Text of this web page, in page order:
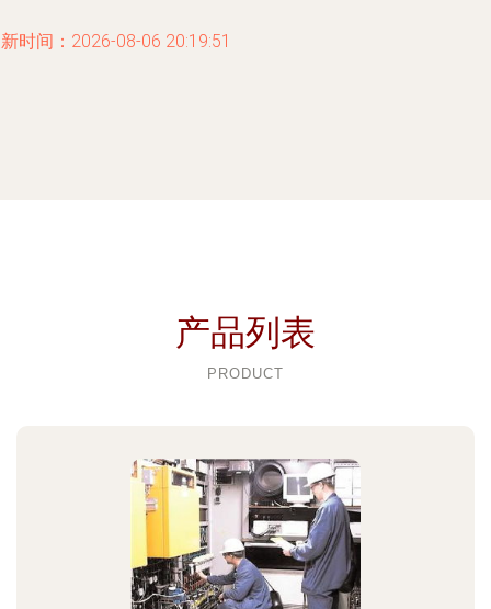
时间：2026-08-06 20:19:51
产品列表
PRODUCT